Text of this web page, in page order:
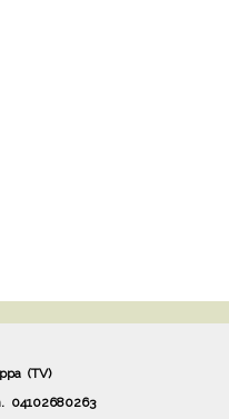
(TV)
04102680263